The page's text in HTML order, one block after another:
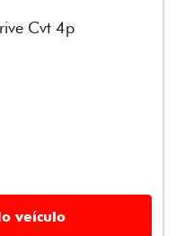
Cvt 4p
veículo